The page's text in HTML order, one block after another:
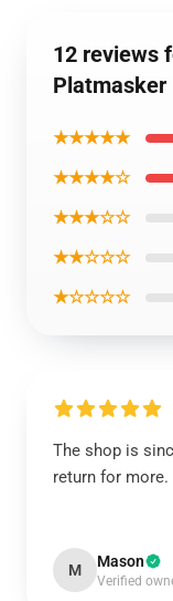
12 reviews
Platmasker
★★★★★
★★★★☆
★★★☆☆
★★☆☆☆
★☆☆☆☆
The shop is
return for more.
M Mason
Verified